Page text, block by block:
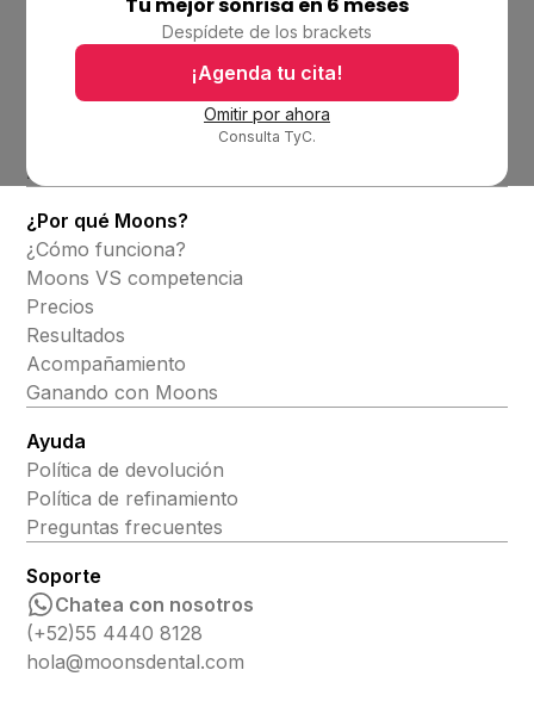
Tu mejor sonrisa en 6 meses
Despídete de los brackets
¡Agenda tu cita!
Omitir por ahora
Consulta TyC.
Alineadores invisibles
¿Por qué Moons?
¿Cómo funciona?
Moons VS competencia
Precios
Resultados
Acompañamiento
Ganando con Moons
Ayuda
Política de devolución
Política de refinamiento
Preguntas frecuentes
Soporte
Chatea con nosotros
(+52)55 4440 8128
hola@moonsdental.com